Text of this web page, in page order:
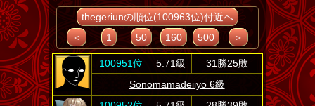
thegeriunの順位(100963位)付近へ
＜
1 50 160 500 ＞
100951位 5.71級
31勝25敗
Sonomamadeiiyo 6級